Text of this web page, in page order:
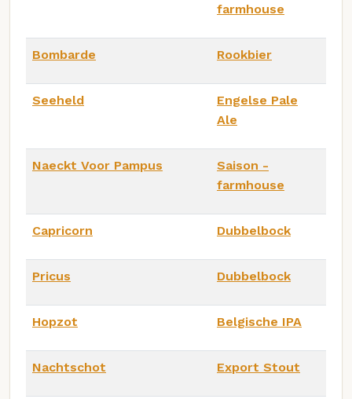
farmhouse
Bombarde Rookbier
Seeheld
Engelse Pale
Ale
Naeckt Voor Pampus
Saison -
farmhouse
Capricorn Dubbelbock
Pricus Dubbelbock
Hopzot Belgische IPA
Nachtschot Export Stout